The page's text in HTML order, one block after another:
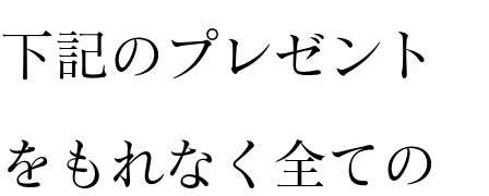
下記のプレゼント
をもれなく全ての